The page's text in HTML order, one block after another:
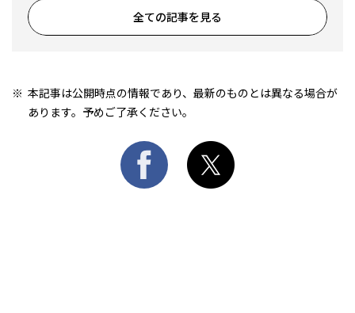
全ての記事を見る
本記事は公開時点の情報であり、最新のものとは異なる場合が
あります。予めご了承ください。